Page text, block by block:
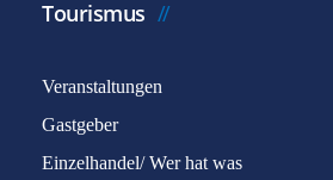
Tourismus
Veranstaltungen
Gastgeber
Einzelhandel/ Wer hat was